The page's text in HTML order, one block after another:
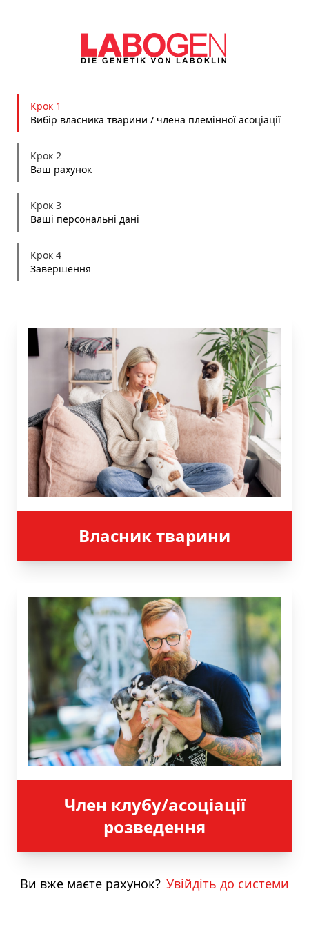
Крок 1
Вибір власника тварини / члена племінної асоціації
Крок 2
Ваш рахунок
Крок 3
Ваші персональні дані
Крок 4
Завершення
Власник тварини
Член клубу/асоціації
розведення
Ви вже маєте рахунок? Увійдіть до системи